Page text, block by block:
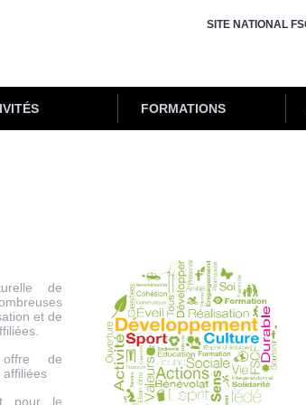
SITE NATIONAL
FORMATIONS
de
et de
de
affiliées
pour le